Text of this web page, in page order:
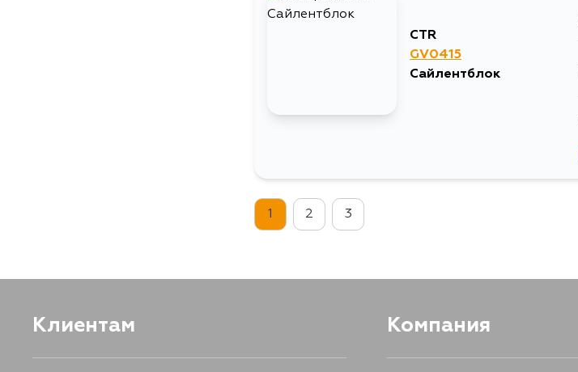
CTR
GV0415
Сайлентблок
1 2 3
Клиентам Компания